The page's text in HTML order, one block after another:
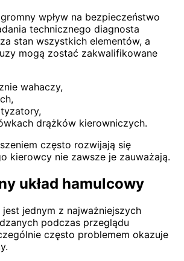
wpływ na bezpieczeństwo
technicznego diagnosta
stan wszystkich elementów, a
mogą zostać zakwalifikowane
wahaczy,
drążków kierowniczych.
często rozwijają się
kierowcy nie zawsze je zauważają.
układ hamulcowy
jest jednym z najważniejszych
podczas przeglądu
często problemem okazuje